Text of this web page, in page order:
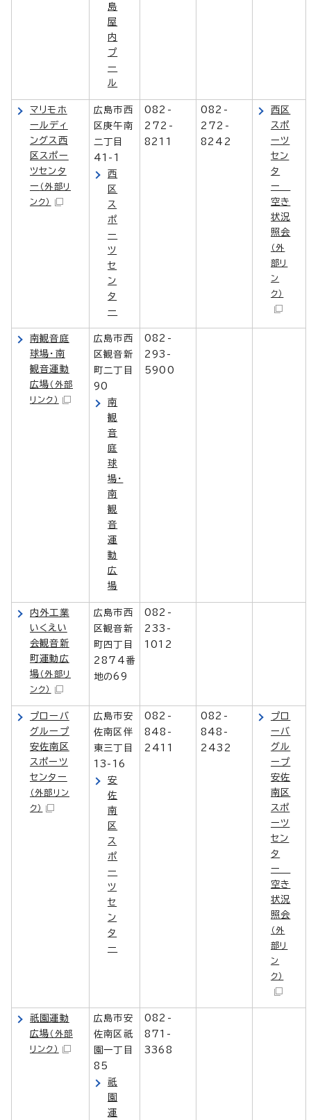
島
屋
内
プ
ー
ル
マリモホ
ールディ
ングス西
区スポー
ツセンタ
ー （外部リ
ンク）
広島市西
区庚午南
二丁目
41-1
西
区
ス
ポ
ー
ツ
セ
ン
タ
ー
082-
272-
8211
082-
272-
8242
西区
スポ
ーツ
セン
タ
ー
空き
状況
照会
（外
部リ
ン
ク）
南観音庭
球場・南
観音運動
広場 （外部
リンク）
広島市西
区観音新
町二丁目
90
南
観
音
庭
球
場・
南
観
音
運
動
広
場
082-
293-
5900
内外工業
いくえい
会観音新
町運動広
場 （外部リ
ンク）
広島市西
区観音新
町四丁目
2874番
地の69
082-
233-
1012
プローバ
グループ
安佐南区
スポーツ
センター
（外部リン
ク）
広島市安
佐南区伴
東三丁目
13-16
安
佐
南
区
ス
ポ
ー
ツ
セ
ン
タ
ー
082-
848-
2411
082-
848-
2432
プロ
ーバ
グル
ープ
安佐
南区
スポ
ーツ
セン
タ
ー
空き
状況
照会
（外
部リ
ン
ク）
祇園運動
広場 （外部
リンク）
広島市安
佐南区祇
園一丁目
85
祇
園
運
082-
871-
3368